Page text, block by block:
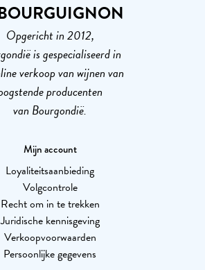
Opgericht in 2012,
is gespecialiseerd in
verkoop van wijnen van
producenten
van Bourgondië.
Mijn account
Loyaliteitsaanbieding
Volgcontrole
Recht om in te trekken
Juridische kennisgeving
Verkoopvoorwaarden
Persoonlijke gegevens